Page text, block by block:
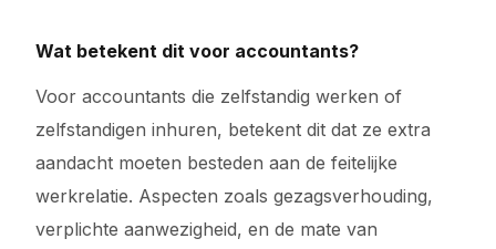
Wat betekent dit voor accountants?
Voor accountants die zelfstandig werken of
zelfstandigen inhuren, betekent dit dat ze extra
aandacht moeten besteden aan de feitelijke
werkrelatie. Aspecten zoals gezagsverhouding,
verplichte aanwezigheid, en de mate van